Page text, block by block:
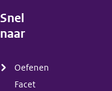
Snel
naar
Oefenen
Facet